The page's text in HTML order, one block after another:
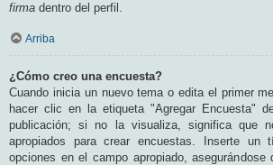
firma dentro del perfil.
Arriba
¿Cómo creo una encuesta?
Cuando inicia un nuevo tema o edita el primer
hacer clic en la etiqueta "Agregar Encuesta"
publicación; si no la visualiza, significa que
apropiados para crear encuestas. Inserte
opciones en el campo apropiado,